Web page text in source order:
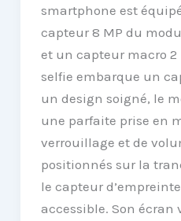
smartphone est
capteur 8 MP du
et un capteur macro 2
selfie embarque un
un design soigné, le
une parfaite prise en
verrouillage et de
positionnés sur la
le capteur
accessible. Son